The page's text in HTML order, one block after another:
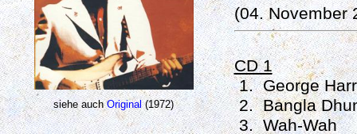
siehe auchOriginal(1972)
(04. November
CD 1
1. George
2. Bangla
3. Wah-Wah